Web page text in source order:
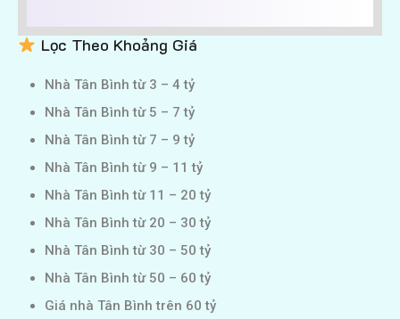
Lọc Theo Khoảng Giá
Nhà Tân Bình từ 3 – 4 tỷ
Nhà Tân Bình từ 5 – 7 tỷ
Nhà Tân Bình từ 7 – 9 tỷ
Nhà Tân Bình từ 9 – 11 tỷ
Nhà Tân Bình từ 11 – 20 tỷ
Nhà Tân Bình từ 20 – 30 tỷ
Nhà Tân Bình từ 30 – 50 tỷ
Nhà Tân Bình từ 50 – 60 tỷ
Giá nhà Tân Bình trên 60 tỷ